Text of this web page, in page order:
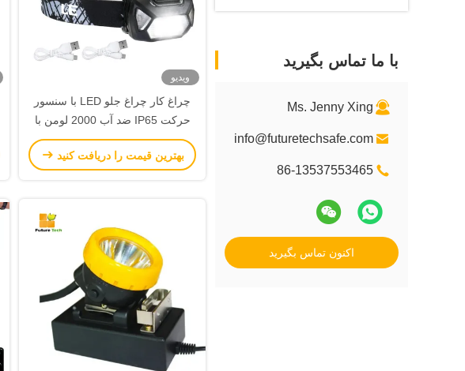
با ما تماس بگیرید
Ms. Jenny Xing
info@futuretechsafe.com
86-13537553465
اکنون تماس بگیرید
ویدیو
چراغ کار چراغ جلو LED با سنسور
حرکت IP65 ضد آب 2000 لومن با
باتری قابل شارژ
بهترین قیمت را دریافت کنید